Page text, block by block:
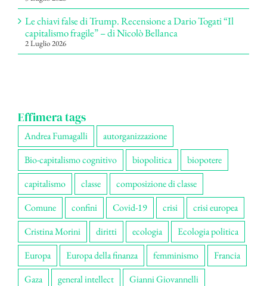
Le chiavi false di Trump. Recensione a Dario Togati “Il
capitalismo fragile” – di Nicolò Bellanca
2 Luglio 2026
Effimera tags
Andrea Fumagalli
autorganizzazione
Bio-capitalismo cognitivo
biopolitica
biopotere
capitalismo
classe
composizione di classe
Comune
confini Covid-19 crisi
crisi europea
Cristina Morini
diritti ecologia
Ecologia politica
Europa
Europa della finanza femminismo
Francia
Gaza
general intellect
Gianni Giovannelli